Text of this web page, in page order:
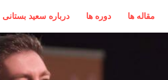
مقاله ها دوره ها درباره سعید بستانی